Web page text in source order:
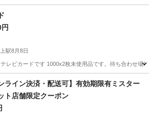
新田駅
駅8月8日
レビカードです 1000x2枚未使用品です。待ち合わせ場
坂上駅 その他 テレビカード
ライン決済・配送可】有効期限有ミスター
ト店舗限定クーポン